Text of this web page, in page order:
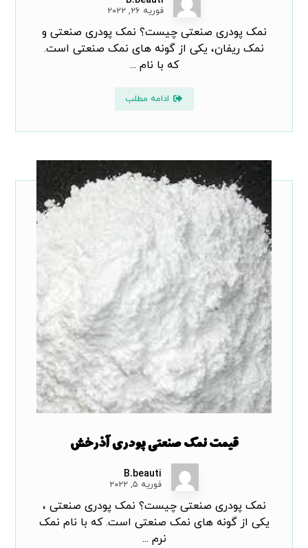
فوریه ۲۶, ۲۰۲۲
نمک پودری صنعتی چیست؟ نمک پودری صنعتی و
نمک ریفان، یکی از گونه های نمک صنعتی است.
که با نام ...
ادامه مطلب
قیمت نمک صنعتی پودری آذرخش
B.beauti
فوریه ۵, ۲۰۲۲
نمک پودری صنعتی چیست؟ نمک پودری صنعتی ،
یکی از گونه های نمک صنعتی است. که با نام نمک
نرم ...